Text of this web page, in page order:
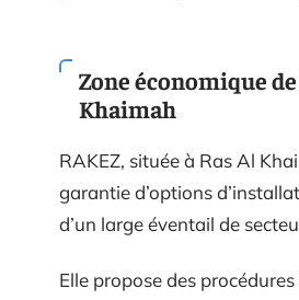
Zone économique de
Khaimah
RAKEZ, située à Ras Al
garantie d’options
d’un large éventail de
Elle propose des